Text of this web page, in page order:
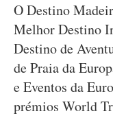
O Destino
Melhor Destino
Destino de
de Praia da
e Eventos da
prémios World